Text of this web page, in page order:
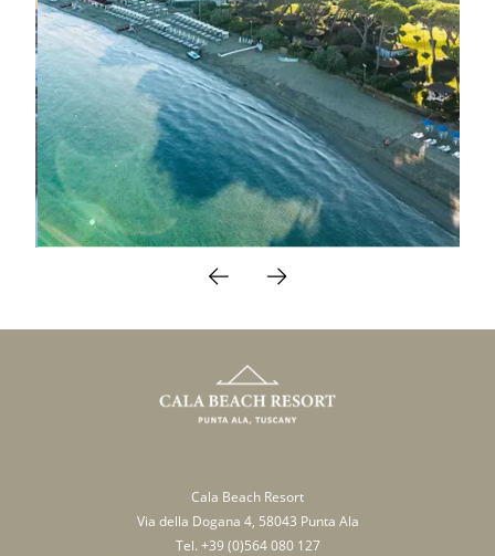
Cala Beach Resort
Via della Dogana 4, 58043 Punta Ala
Tel. +39 (0)564 080 127